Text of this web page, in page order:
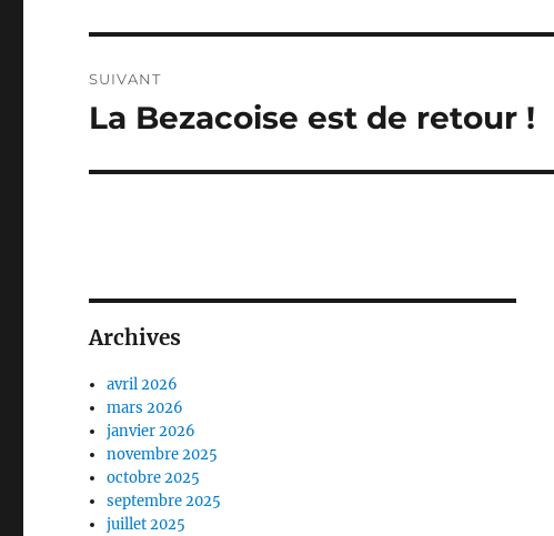
SUIVANT
Publication
La Bezacoise est de retour !
Archives
avril 2026
mars 2026
janvier 2026
novembre 2025
octobre 2025
septembre 2025
juillet 2025